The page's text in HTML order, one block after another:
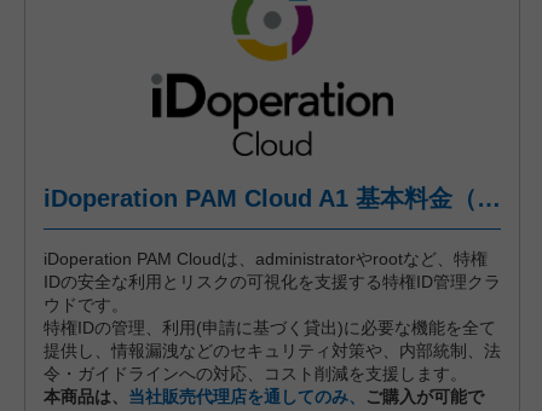
iDoperation PAM Cloud A1 基本料金（年間プラン、一括前払い）
iDoperation PAM Cloudは、administratorやrootなど、特権
IDの安全な利用とリスクの可視化を支援する特権ID管理クラ
ウドです。
特権IDの管理、利用(申請に基づく貸出)に必要な機能を全て
提供し、情報漏洩などのセキュリティ対策や、内部統制、法
令・ガイドラインへの対応、コスト削減を支援します。
本商品は、 当社販売代理店を通してのみ、
ご購入が可能で